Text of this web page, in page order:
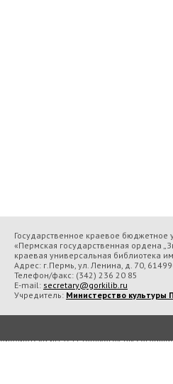
Государственное краевое бюджетное
«Пермская государственная ордена
краевая универсальная библиотека
Адрес: г.Пермь, ул. Ленина, д. 70,
Телефон/факс: (342) 236 20 85
E-mail: secretary@gorkilib.ru
Учредитель: Министерство культуры
Во время посещения сайта
библиотека им. А. М. Горького» вы